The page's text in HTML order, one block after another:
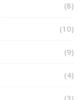
(8)
(10)
(9)
(4)
(3)